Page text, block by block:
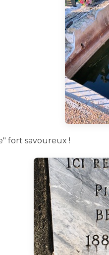
fort savoureux !